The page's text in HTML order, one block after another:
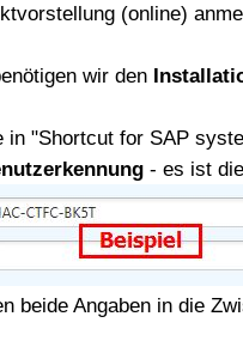
(online)
wir den
in "Shortcut for SAP
- es ist
beide Angaben in die